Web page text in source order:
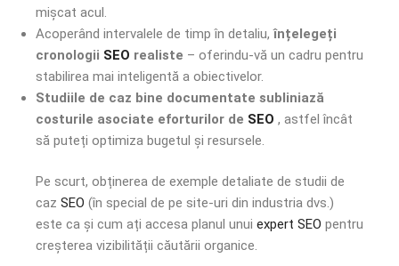
mișcat acul.
Acoperând intervalele de timp în detaliu,înțelegeți
cronologii SEO realiste – oferindu-vă un cadru pentru
stabilirea mai inteligentă a obiectivelor.
Studiile de caz bine documentate subliniază
costurile asociate eforturilor de SEO , astfel încât
să puteți optimiza bugetul și resursele.
Pe scurt, obținerea de exemple detaliate de studii de
caz SEO (în special de pe site-uri din industria dvs.)
este ca și cum ați accesa planul unui expert SEO pentru
creșterea vizibilității căutării organice.